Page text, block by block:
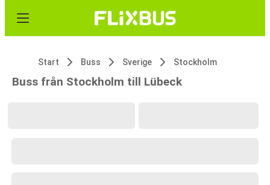
Start Buss Sverige Stockholm
Buss från Stockholm till Lübeck